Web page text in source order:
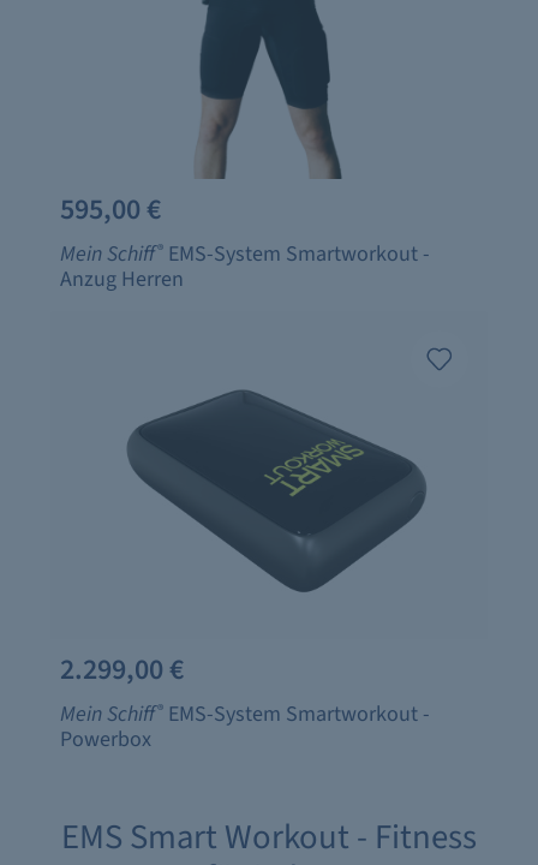
595,00 €
Mein Schiff® EMS-System Smartworkout -
Anzug Herren
2.299,00 €
Mein Schiff® EMS-System Smartworkout -
Powerbox
EMS Smart Workout - Fitness